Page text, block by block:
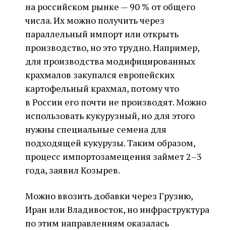
на российском рынке — 90 % от общего
числа. Их можно получить через
параллельный импорт или открыть
производство, но это трудно. Например,
для производства модифицированных
крахмалов закупался европейских
картофельный крахмал, потому что
в России его почти не производят. Можно
использовать кукурузный, но для этого
нужны специальные семена для
подходящей кукурузы. Таким образом,
процесс импортозамещения займет 2–3
года, заявил Козырев.
Можно ввозить добавки через Грузию,
Иран или Владивосток, но инфраструктура
по этим направлениям оказалась